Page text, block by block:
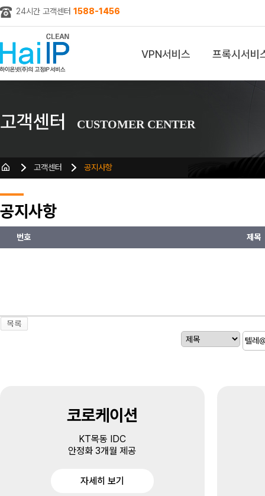
24시간 고객센터 1588-1456
VPN서비스 프록시서비
고객센터 CUSTOMER CENTER
고객센터 공지사항
공지사항
번호 제목
코로케이션
KT목동 IDC
안정화 3개월 제공
자세히 보기